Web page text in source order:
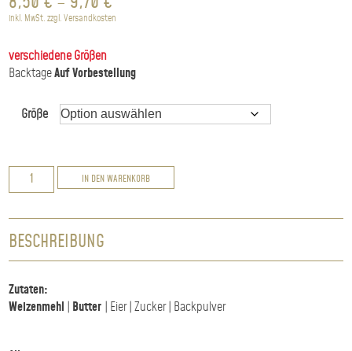
inkl. MwSt.zzgl.Versandkosten
verschiedene Größen
BacktageAuf Vorbestellung
Größe
Osterlamm
Menge
IN DEN WARENKORB
BESCHREIBUNG
Zutaten:
Weizenmehl | Butter | Eier | Zucker | Backpulver